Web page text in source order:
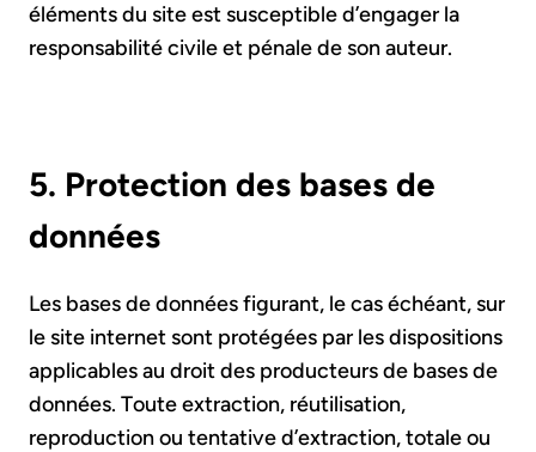
éléments du site est susceptible d’engager la
responsabilité civile et pénale de son auteur.
5. Protection des bases de
données
Les bases de données figurant, le cas échéant, sur
le site internet sont protégées par les dispositions
applicables au droit des producteurs de bases de
données. Toute extraction, réutilisation,
reproduction ou tentative d’extraction, totale ou